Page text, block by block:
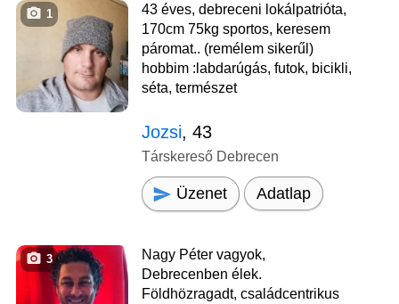
1
43 éves, debreceni lokálpatrióta,
170cm 75kg sportos, keresem
páromat.. (remélem sikerűl)
hobbim :labdarúgás, futok, bicikli,
séta, természet
Jozsi, 43
Társkereső Debrecen
Üzenet Adatlap
3
Nagy Péter vagyok,
Debrecenben élek.
Földhözragadt, családcentrikus